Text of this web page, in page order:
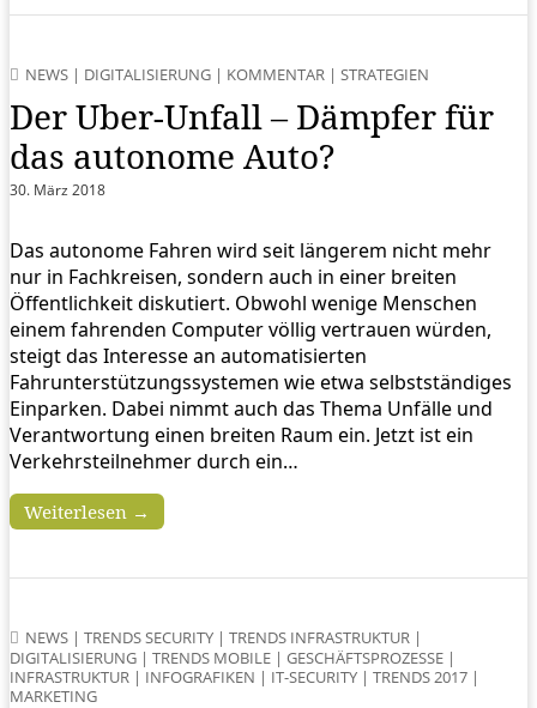
NEWS | DIGITALISIERUNG | KOMMENTAR | STRATEGIEN
Der Uber-Unfall – Dämpfer für
das autonome Auto?
30. März 2018
Das autonome Fahren wird seit längerem nicht mehr
nur in Fachkreisen, sondern auch in einer breiten
Öffentlichkeit diskutiert. Obwohl wenige Menschen
einem fahrenden Computer völlig vertrauen würden,
steigt das Interesse an automatisierten
Fahrunterstützungssystemen wie etwa selbstständiges
Einparken. Dabei nimmt auch das Thema Unfälle und
Verantwortung einen breiten Raum ein. Jetzt ist ein
Verkehrsteilnehmer durch ein…
Weiterlesen →
NEWS | TRENDS SECURITY | TRENDS INFRASTRUKTUR |
DIGITALISIERUNG | TRENDS MOBILE | GESCHÄFTSPROZESSE |
INFRASTRUKTUR | INFOGRAFIKEN | IT-SECURITY | TRENDS 2017 |
MARKETING